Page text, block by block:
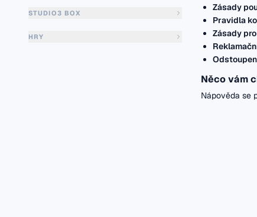
STUDIO3 BOX
HRY
Zásady
Pravidla
Zásady
Něco vám
Nápověda se